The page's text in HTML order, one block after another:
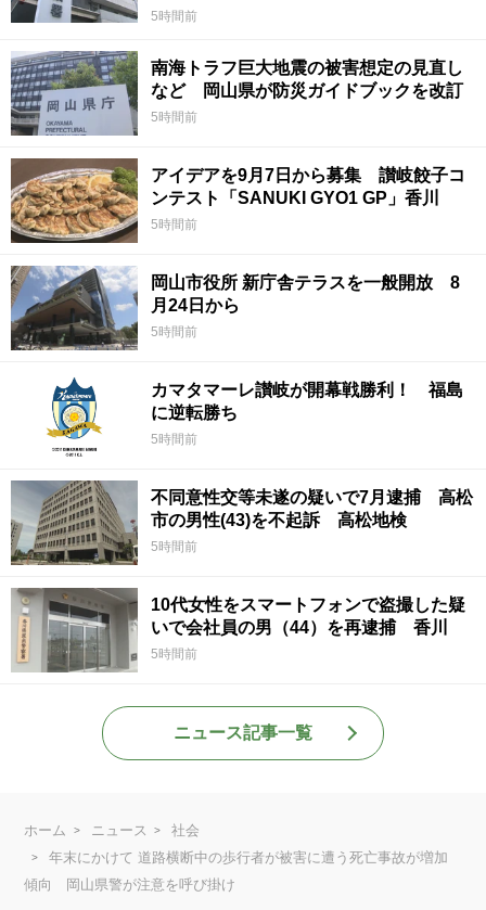
5時間前
南海トラフ巨大地震の被害想定の見直し
など 岡山県が防災ガイドブックを改訂
5時間前
アイデアを9月7日から募集 讃岐餃子コ
ンテスト「SANUKI GYO1 GP」香川
5時間前
岡山市役所 新庁舎テラスを一般開放 8
月24日から
5時間前
カマタマーレ讃岐が開幕戦勝利！ 福島
に逆転勝ち
5時間前
不同意性交等未遂の疑いで7月逮捕 高松
市の男性(43)を不起訴 高松地検
5時間前
10代女性をスマートフォンで盗撮した疑
いで会社員の男（44）を再逮捕 香川
5時間前
ニュース記事一覧
ホーム ニュース
社会
年末にかけて 道路横断中の歩行者が被害に遭う死亡事故が増加
傾向 岡山県警が注意を呼び掛け